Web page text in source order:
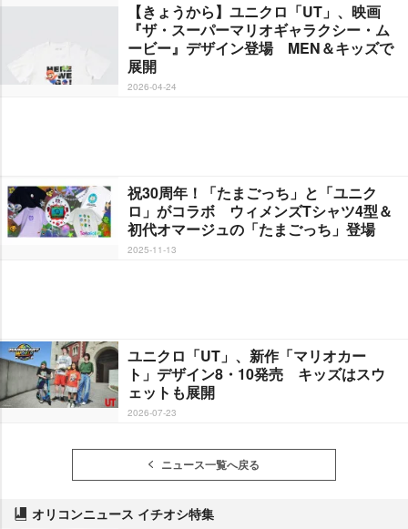
【きょうから】ユニクロ「UT」、映画
『ザ・スーパーマリオギャラクシー・ム
ービー』デザイン登場 MEN＆キッズで
展開
2026-04-24
祝30周年！「たまごっち」と「ユニク
ロ」がコラボ ウィメンズTシャツ4型＆
初代オマージュの「たまごっち」登場
2025-11-13
ユニクロ「UT」、新作「マリオカー
ト」デザイン8・10発売 キッズはスウ
ェットも展開
2026-07-23
ニュース一覧へ戻る
オリコンニュース イチオシ特集